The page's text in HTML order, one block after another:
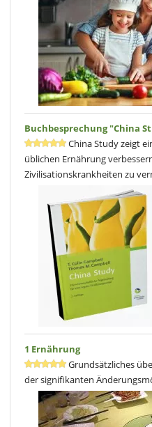
Buchbesprechung "China
China Study zeigt
üblichen Ernährung
Zivilisationskrankheiten zu
1 Ernährung
Grundsätzliches
der signifikanten